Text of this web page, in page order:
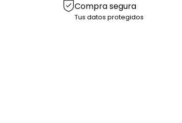
Compra segura
Tus datos protegidos